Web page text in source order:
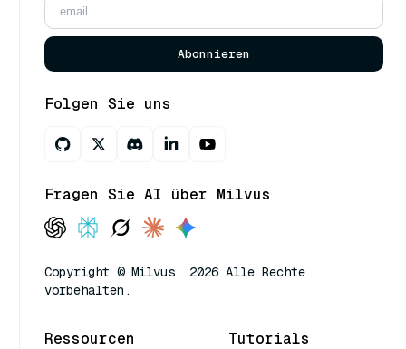
Abonnieren
Folgen Sie uns
Fragen Sie AI über Milvus
Copyright © Milvus. 2026 Alle Rechte
vorbehalten.
Ressourcen Tutorials